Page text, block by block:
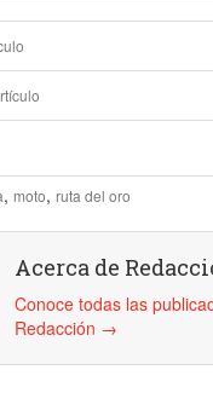
, moto, ruta del oro
Acerca de
Conoce todas las
Redacción →